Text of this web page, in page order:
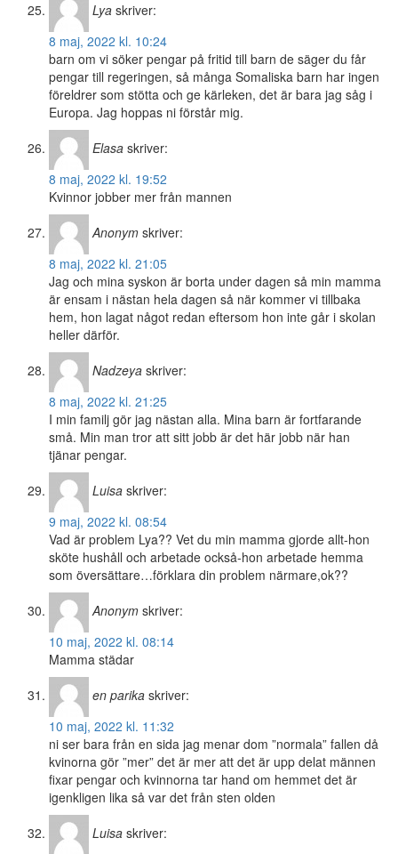
Lya skriver:
8 maj, 2022 kl. 10:24
barn om vi söker pengar på fritid till barn de säger du får
pengar till regeringen, så många Somaliska barn har ingen
föreldrer som stötta och ge kärleken, det är bara jag såg i
Europa. Jag hoppas ni förstår mig.
Elasa skriver:
8 maj, 2022 kl. 19:52
Kvinnor jobber mer från mannen
Anonym skriver:
8 maj, 2022 kl. 21:05
Jag och mina syskon är borta under dagen så min mamma
är ensam i nästan hela dagen så när kommer vi tillbaka
hem, hon lagat något redan eftersom hon inte går i skolan
heller därför.
Nadzeya skriver:
8 maj, 2022 kl. 21:25
I min familj gör jag nästan alla. Mina barn är fortfarande
små. Min man tror att sitt jobb är det här jobb när han
tjänar pengar.
Luisa skriver:
9 maj, 2022 kl. 08:54
Vad är problem Lya?? Vet du min mamma gjorde allt-hon
sköte hushåll och arbetade också-hon arbetade hemma
som översättare…förklara din problem närmare,ok??
Anonym skriver:
10 maj, 2022 kl. 08:14
Mamma städar
en parika skriver:
10 maj, 2022 kl. 11:32
ni ser bara från en sida jag menar dom ”normala” fallen då
kvinorna gör ”mer” det är mer att det är upp delat männen
fixar pengar och kvinnorna tar hand om hemmet det är
igenkligen lika så var det från sten olden
Luisa skriver: